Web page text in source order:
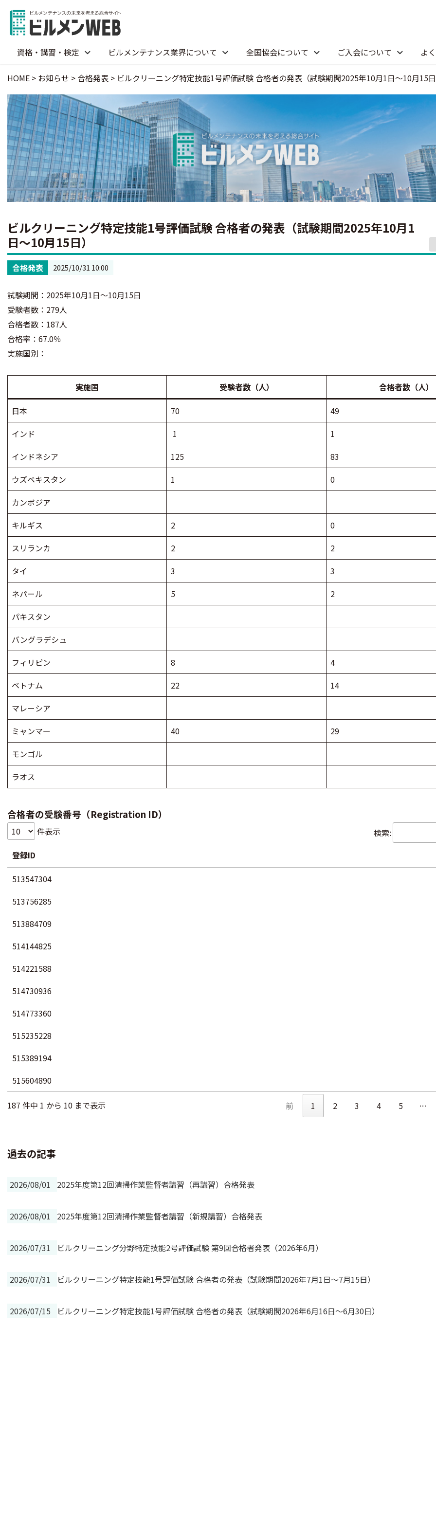
資格・講習・検定 ビルメンテナンス業界について 全国協会について ご入会について よ
HOME > お知らせ > 合格発表 > ビルクリーニング特定技能1号評価試験 合格者の発表（試験期間2025年10月1日～10月15
ビルクリーニング特定技能1号評価試験 合格者の発表（試験期間2025年10月1
日～10月15日）
合格発表 2025/10/31 10:00
試験期間：2025年10月1日～10月15日
受験者数：279人
合格者数：187人
合格率：67.0％
実施国別：
実施国 受験者数（人） 合格者数（人）
日本 70
49
インド
1
1
インドネシア
125
83
ウズベキスタン
1
0
カンボジア
キルギス
2
0
スリランカ
2
2
タイ
3
3
ネパール
5
2
パキスタン
バングラデシュ
フィリピン
8
4
ベトナム
22
14
マレーシア
ミャンマー
40
29
モンゴル
ラオス
合格者の受験番号（Registration ID）
件表示
検索:
登録ID
513547304
513756285
513884709
514144825
514221588
514730936
514773360
515235228
515389194
515604890
187 件中 1 から 10 まで表示 前 1 2 3 4 5 …
過去の記事
2026/08/01 2025年度第12回清掃作業監督者講習（再講習）合格発表
2026/08/01 2025年度第12回清掃作業監督者講習（新規講習）合格発表
2026/07/31 ビルクリーニング分野特定技能2号評価試験 第9回合格者発表（2026年6月）
2026/07/31 ビルクリーニング特定技能1号評価試験 合格者の発表（試験期間2026年7月1日～7月15日）
2026/07/15 ビルクリーニング特定技能1号評価試験 合格者の発表（試験期間2026年6月16日～6月30日）